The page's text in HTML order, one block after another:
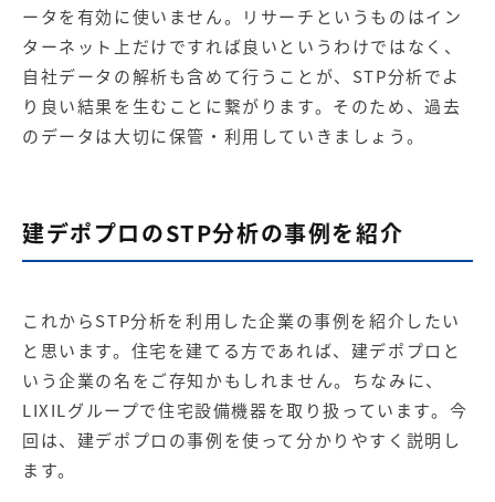
ータを有効に使いません。リサーチというものはイン
ターネット上だけですれば良いというわけではなく、
自社データの解析も含めて行うことが、STP分析でよ
り良い結果を生むことに繋がります。そのため、過去
のデータは大切に保管・利用していきましょう。
建デポプロのSTP分析の事例を紹介
これからSTP分析を利用した企業の事例を紹介したい
と思います。住宅を建てる方であれば、建デポプロと
いう企業の名をご存知かもしれません。ちなみに、
LIXILグループで住宅設備機器を取り扱っています。今
回は、建デポプロの事例を使って分かりやすく説明し
ます。